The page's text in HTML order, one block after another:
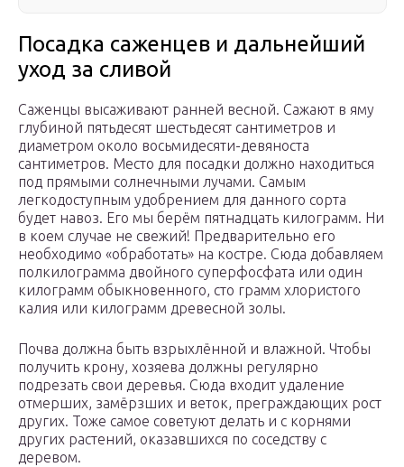
Посадка саженцев и дальнейший
уход за сливой
Саженцы высаживают ранней весной. Сажают в яму
глубиной пятьдесят шестьдесят сантиметров и
диаметром около восьмидесяти-девяноста
сантиметров. Место для посадки должно находиться
под прямыми солнечными лучами. Самым
легкодоступным удобрением для данного сорта
будет навоз. Его мы берём пятнадцать килограмм. Ни
в коем случае не свежий! Предварительно его
необходимо «обработать» на костре. Сюда добавляем
полкилограмма двойного суперфосфата или один
килограмм обыкновенного, сто грамм хлористого
калия или килограмм древесной золы.
Почва должна быть взрыхлённой и влажной. Чтобы
получить крону, хозяева должны регулярно
подрезать свои деревья. Сюда входит удаление
отмерших, замёрзших и веток, преграждающих рост
других. Тоже самое советуют делать и с корнями
других растений, оказавшихся по соседству с
деревом.